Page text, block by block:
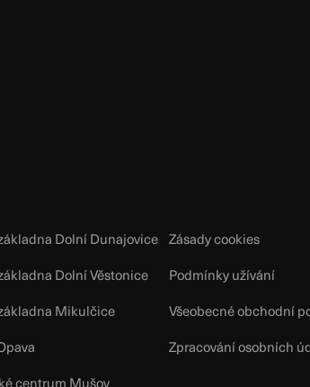
Dolní Dunajovice
Dolní Věstonice
Mikulčice
centrum Mušov
Zásady cookies
Podmínky užívání
Všeobecné obchodní
Zpracování osobních